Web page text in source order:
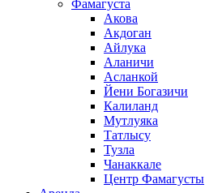
Фамагуста
Акова
Акдоган
Айлука
Аланичи
Асланкой
Йени Богазичи
Калиланд
Мутлуяка
Татлысу
Тузла
Чанаккале
Центр Фамагусты